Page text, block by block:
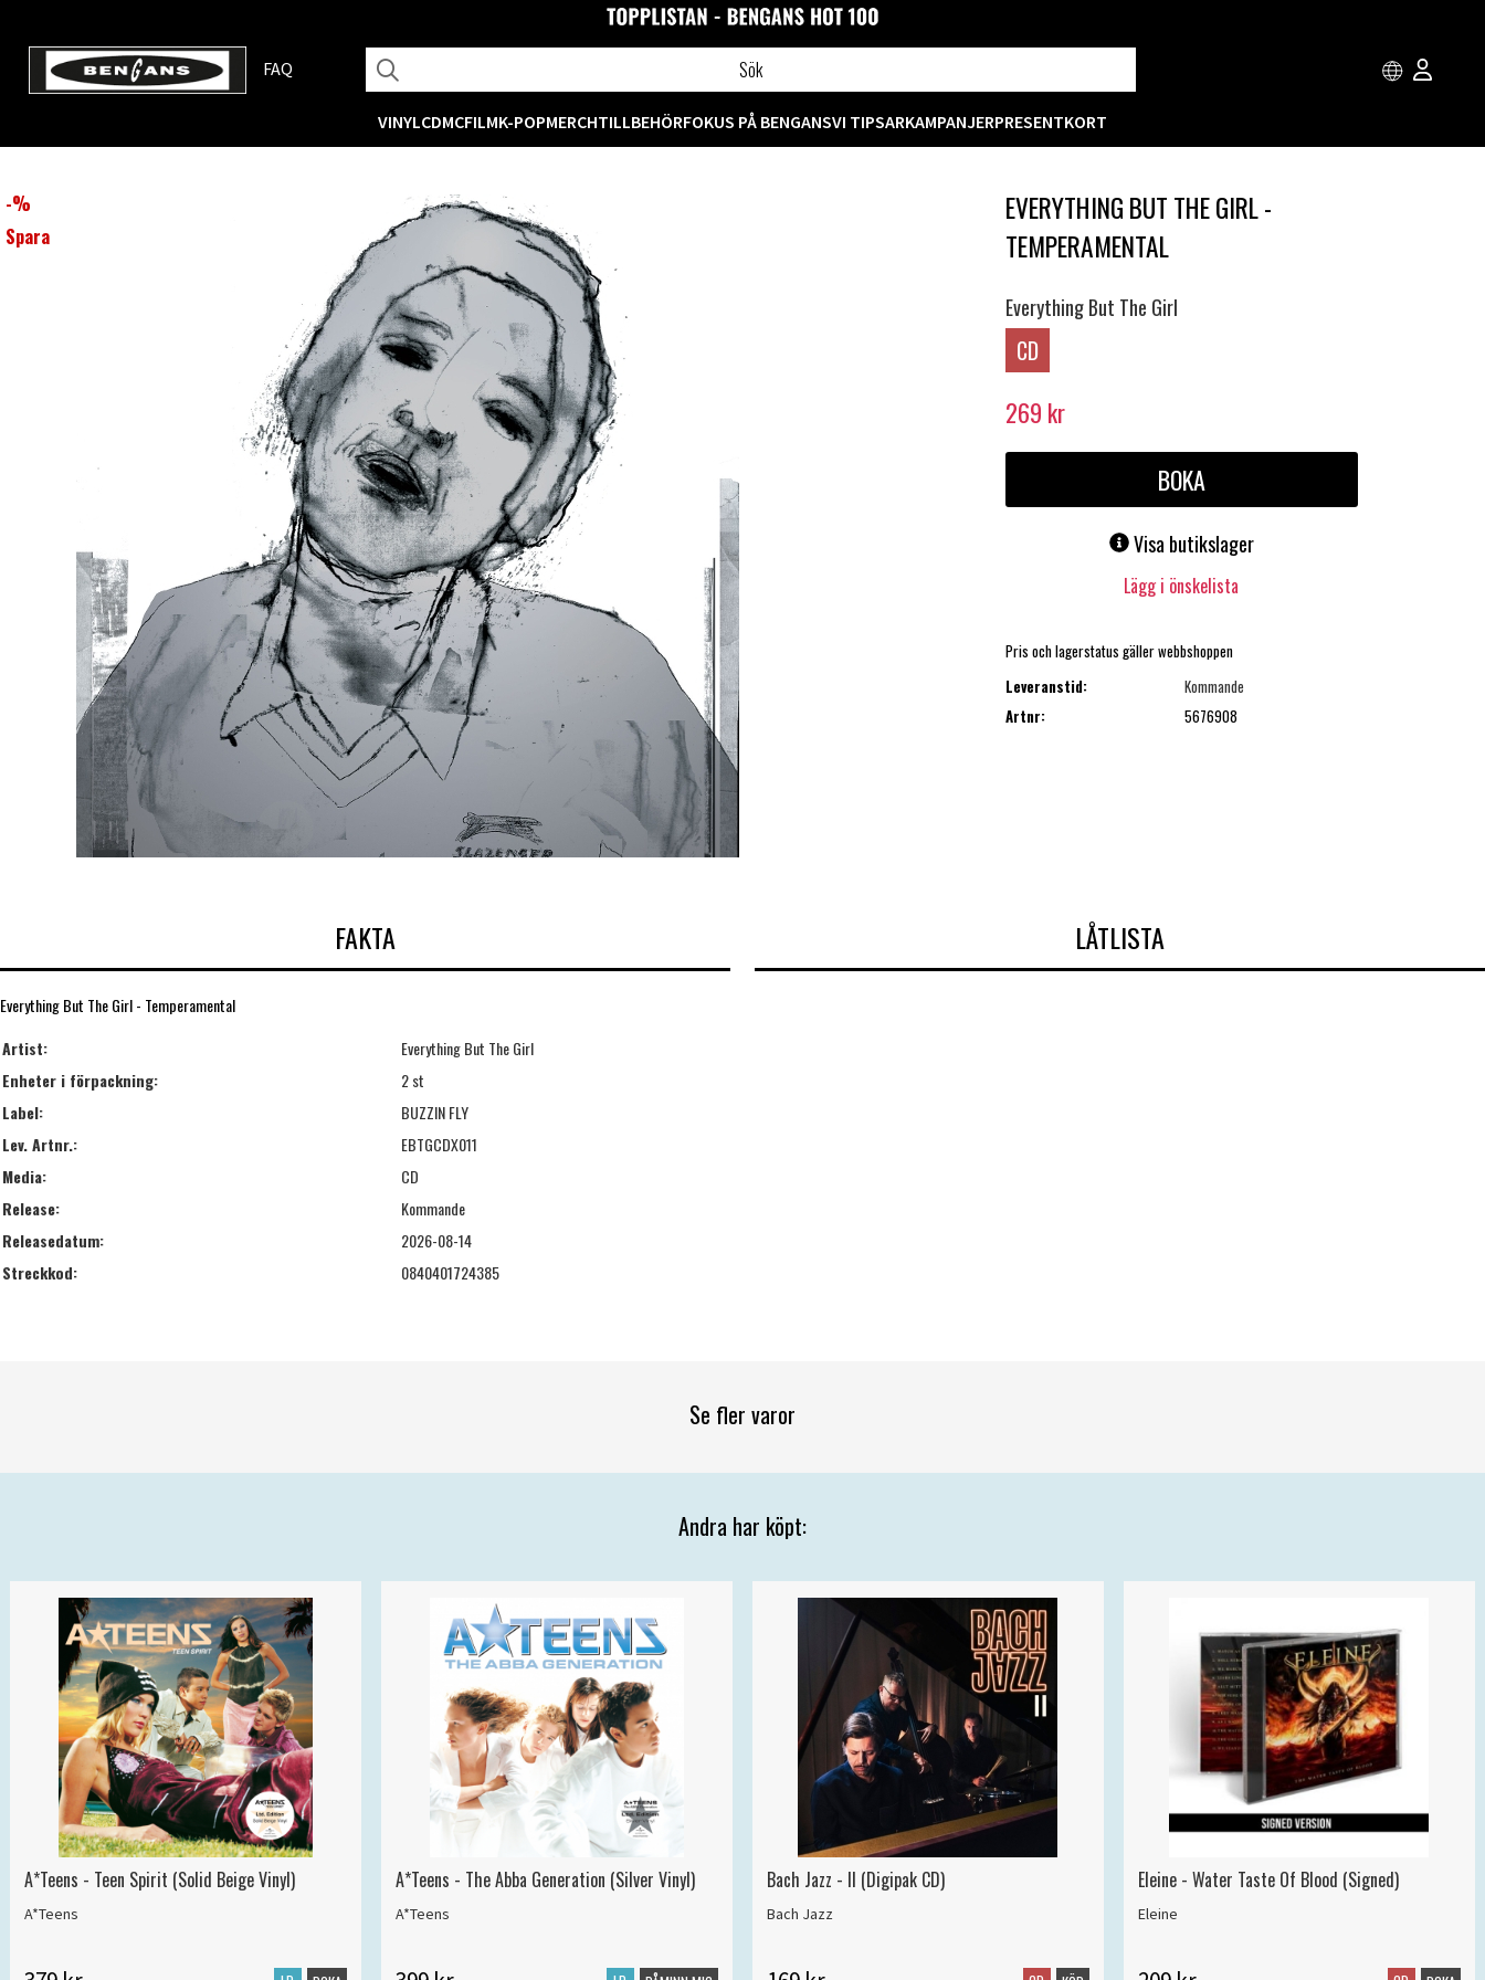
FAQ
VINYLCDMCFILMK-POPMERCHTILLBEHÖRFOKUS PÅ BENGANSVI TIPSARKAMPANJERPRESENTKORT
-%
Spara
EVERYTHING BUT THE GIRL -
TEMPERAMENTAL
Everything But The Girl
CD
269 kr
BOKA
Visa butikslager
Lägg i önskelista
Pris och lagerstatus gäller webbshoppen
Leveranstid:
Kommande
Artnr:
5676908
FAKTA
Everything But The Girl - Temperamental
Artist:
Everything But The Girl
Enheter i förpackning:
2 st
Label:
BUZZIN FLY
Lev. Artnr.:
EBTGCDX011
Media:
CD
Release:
Kommande
Releasedatum:
2026-08-14
Streckkod:
0840401724385
LÅTLISTA
Se fler varor
Andra har köpt:
A*Teens - Teen Spirit (Solid Beige Vinyl)
A*Teens
A*Teens - The Abba Generation (Silver Vinyl)
A*Teens
Bach Jazz - II (Digipak CD)
Bach Jazz
Eleine - Water Taste Of Blood (Signed)
Eleine